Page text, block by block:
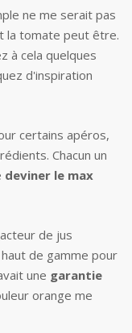
ne me serait pas
la tomate peut être.
à cela quelques
d'inspiration
certains apéros,
Chacun un
deviner le max
de jus
de gamme pour
une garantie
orange me